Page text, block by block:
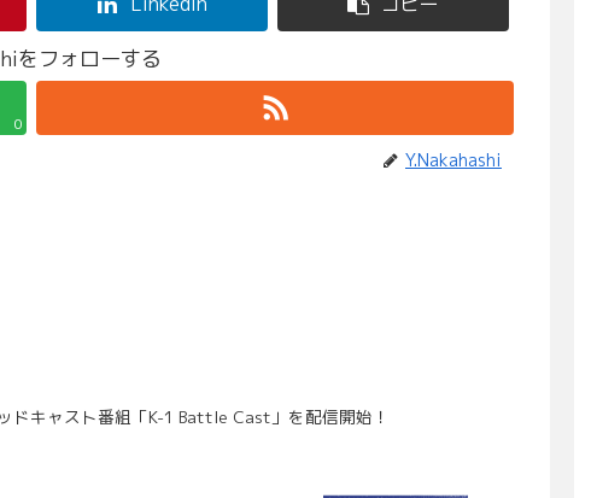
をフォローする
0
Y.Nakahashi
ドキャスト番組「K-1 Battle Cast」を配信開始！